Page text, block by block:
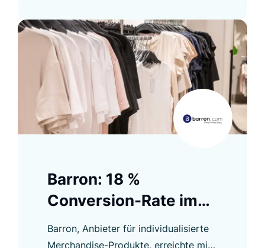
Barron: 18 %
Conversion-Rate im
Product Listing
Barron, Anbieter für individualisierte
Merchandise-Produkte, erreichte mit